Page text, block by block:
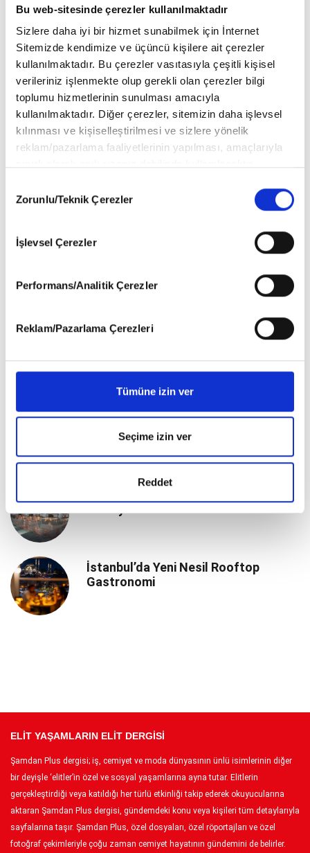
Bu web-sitesinde çerezler kullanılmaktadır
Sizlere daha iyi bir hizmet sunabilmek için İnternet
Sitemizde kendimize ve üçüncü kişilere ait çerezler
kullanılmaktadır. Bu çerezler vasıtasıyla çeşitli kişisel
verileriniz işlenmekte olup gerekli olan çerezler bilgi
toplumu hizmetlerinin sunulması amacıyla
kullanılmaktadır. Diğer çerezler, sitemizin daha işlevsel
kılınması ve kişiselleştirilmesi ve sizlere yönelik
reklam/pazarlama faaliyetlerinin yapılması, amaçlarıyla
vasıtasıyla belirleyebilirsiniz. Çerezlere ilişkin detaylı bilgi
Çerez Bilgilendirme
6698 sayılı Kişisel Verilerin Korunması Kanunu uyarınca
okumak ve sitemizi ziyaretiniz kapsamında
gerçekleştirilen veri işleme faaliyetleri ile ilgili daha
Selection
Zorunlu/Teknik Çerezler
İşlevsel Çerezler
Performans/Analitik Çerezler
Reklam/Pazarlama Çerezleri
Tümüne izin ver
Seçime izin ver
Reddet
The Ritz-Carlton, Istanbul'a Travel +
Leisure'dan üç uluslararası başarı
Lucca Beach Kapılarını Bodrum
Demirbükü'nde Açtı
Berlin’de Şehrin Ritmini Yavaşlatan
Michelin Yıldızlı Şef Dokunuşu:
Salicorne İtalyan Restoranı
Monteverdi ve Malva bu yaz Susona
Boğaz’da Pazar Brunch’ları Yeniden
Başlıyor
İstanbul’da Yeni Nesil Rooftop
Gastronomi
ELİT YAŞAMLARIN ELİT DERGİSİ
Şamdan Plus dergisi; iş, cemiyet ve moda dünyasının ünlü isimlerinin diğer
bir deyişle ‘elitler’in özel ve sosyal yaşamlarına ayna tutar. Elitlerin
gerçekleştirdiği veya katıldığı her türlü etkinliği takip ederek okuyucularına
aktaran Şamdan Plus dergisi, gündemdeki konu veya kişileri tüm detaylarıyla
sayfalarına taşır. Şamdan Plus, özel dosyaları, özel röportajları ve özel
fotoğraf çekimleriyle çoğu zaman cemiyet hayatının gündemini de belirler.